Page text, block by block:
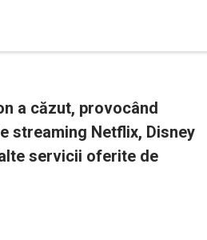
a căzut, provocând
streaming Netflix, Disney
servicii oferite de